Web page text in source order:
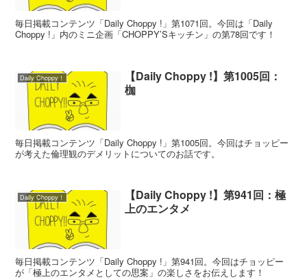
毎日掲載コンテンツ「Daily Choppy !」第1071回。今回は「Daily
Choppy !」内のミニ企画「CHOPPY’Sキッチン」の第78回です！
Daily Choppy！
【Daily Choppy !】第1005回：
枷
毎日掲載コンテンツ「Daily Choppy !」第1005回。今回はチョッピー
が考えた倫理観のデメリットについてのお話です。
Daily Choppy！
【Daily Choppy !】第941回：極
上のエンタメ
毎日掲載コンテンツ「Daily Choppy !」第941回。今回はチョッピー
が「極上のエンタメとしての思案」の楽しさをお伝えします！